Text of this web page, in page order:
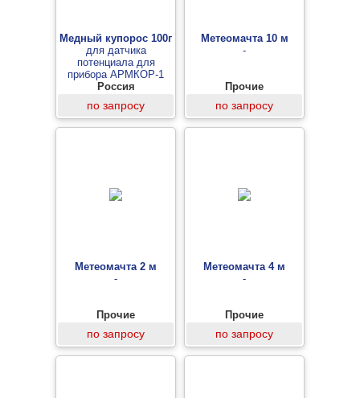
Медный купорос 100г
для датчика
потенциала для
прибора АРМКОР-1
Россия
по запросу
Метеомачта 10 м
-
Прочие
по запросу
Метеомачта 2 м
-
Прочие
по запросу
Метеомачта 4 м
-
Прочие
по запросу